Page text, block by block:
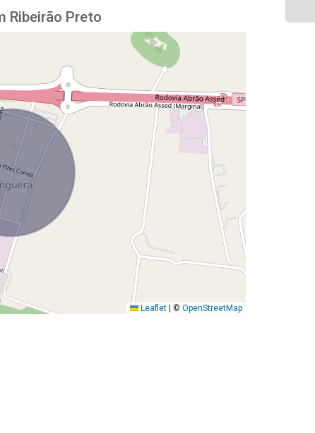
Ribeirão Preto
Leaflet | © OpenStreetMap